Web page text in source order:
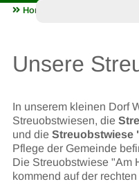
Home
Unsere
In unserem kleinen Dorf
Streuobstwiesen, die
und die Streuobstwiese
Pflege der Gemeinde
Die Streuobstwiese "Am
kommend auf der